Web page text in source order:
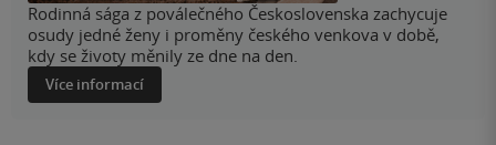
Rodinná sága z poválečného Československa zachycuje
osudy jedné ženy i proměny českého venkova v době,
kdy se životy měnily ze dne na den.
Více informací